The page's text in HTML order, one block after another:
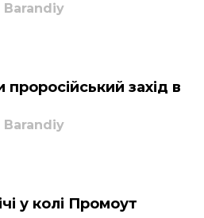
Barandiy
проросійський захід в
Barandiy
у колі Промоут